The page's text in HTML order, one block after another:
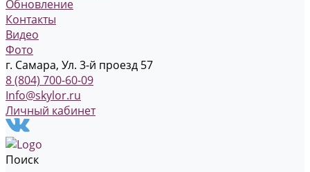
Обновление
Контакты
Видео
Фото
г. Самара, Ул. 3-й проезд 57
8 (804) 700-60-09
Info@skylor.ru
Личный кабинет
Поиск